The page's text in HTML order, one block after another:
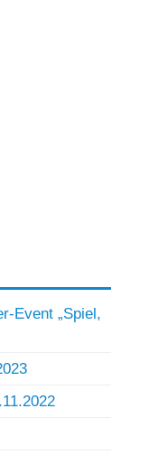
Event „Spiel,